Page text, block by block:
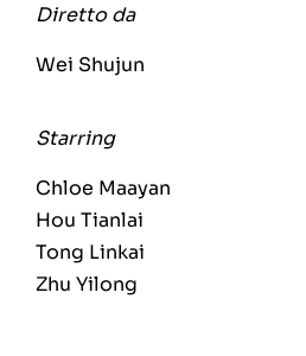
Diretto da
Wei Shujun
Starring
Chloe Maayan
Hou Tianlai
Tong Linkai
Zhu Yilong